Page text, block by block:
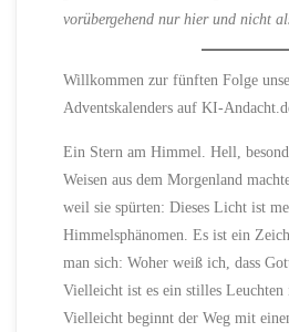
vorübergehend nur hier und nicht
Willkommen zur fünften Folge
Adventskalenders auf KI-
Ein Stern am Himmel. Hell,
Weisen aus dem Morgenland
weil sie spürten: Dieses Licht ist
Himmelsphänomen. Es ist ein
man sich: Woher weiß ich, dass
Vielleicht ist es ein stilles Leuchten
Vielleicht beginnt der Weg mit